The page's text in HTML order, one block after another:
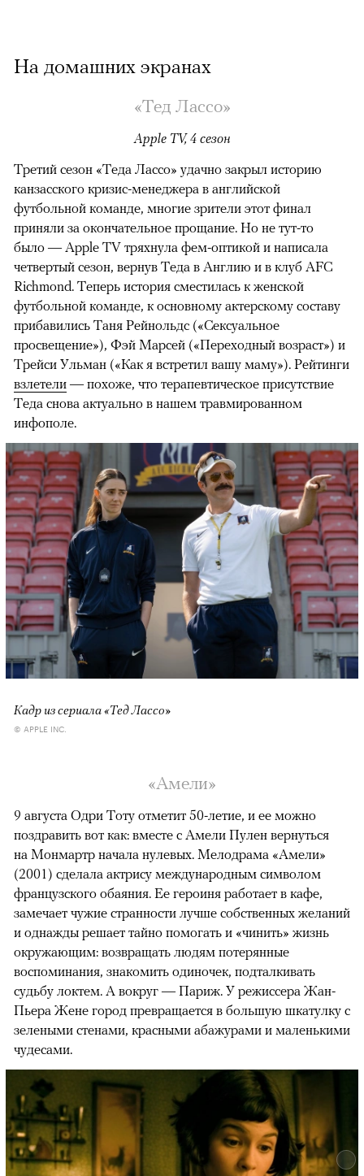
На домашних экранах
«Тед Лассо»
Apple TV, 4 сезон
00:00 / 00:00
Третий сезон «Теда Лассо» удачно закрыл историю
канзасского кризис-менеджера в английской
футбольной команде, многие зрители этот финал
приняли за окончательное прощание. Но не тут-то
было — Apple TV тряхнула фем-оптикой и написала
четвертый сезон, вернув Теда в Англию и в клуб AFC
Richmond. Теперь история сместилась к женской
футбольной команде, к основному актерскому составу
прибавились Таня Рейнольдс («Сексуальное
просвещение»), Фэй Марсей («Переходный возраст») и
Трейси Ульман («Как я встретил вашу маму»). Рейтинги
взлетели — похоже, что терапевтическое присутствие
Теда снова актуально в нашем травмированном
инфополе.
Кадр из сериала «Тед Лассо»
© APPLE INC.
«Амели»
9 августа Одри Тоту отметит 50-летие, и ее можно
поздравить вот как: вместе с Амели Пулен вернуться
на Монмартр начала нулевых. Мелодрама «Амели»
(2001) сделала актрису международным символом
французского обаяния. Ее героиня работает в кафе,
замечает чужие странности лучше собственных желаний
и однажды решает тайно помогать и «чинить» жизнь
окружающим: возвращать людям потерянные
воспоминания, знакомить одиночек, подталкивать
судьбу локтем. А вокруг — Париж. У режиссера Жан-
Пьера Жене город превращается в большую шкатулку с
зелеными стенами, красными абажурами и маленькими
чудесами.